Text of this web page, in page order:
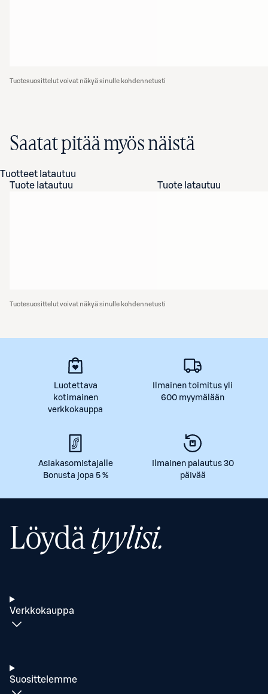
Tuotesuosittelut voivat näkyä sinulle kohdennetusti
Saatat pitää myös näistä
Tuotteet latautuu
Tuote latautuu
Tuote latautuu
Tuotesuosittelut voivat näkyä sinulle kohdennetusti
Luotettava
kotimainen
verkkokauppa
Ilmainen toimitus yli
600 myymälään
Asiakasomistajalle
Bonusta jopa 5 %
Ilmainen palautus 30
päivää
Löydätyylisi.
Verkkokauppa
Suosittelemme